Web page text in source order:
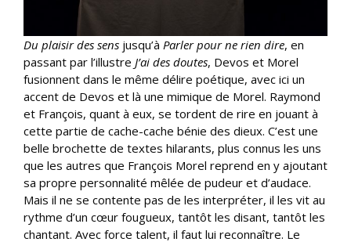
Du plaisir des sens jusqu’à Parler pour ne rien dire, en
passant par l’illustre J’ai des doutes, Devos et Morel
fusionnent dans le même délire poétique, avec ici un
accent de Devos et là une mimique de Morel. Raymond
et François, quant à eux, se tordent de rire en jouant à
cette partie de cache-cache bénie des dieux. C’est une
belle brochette de textes hilarants, plus connus les uns
que les autres que François Morel reprend en y ajoutant
sa propre personnalité mêlée de pudeur et d’audace.
Mais il ne se contente pas de les interpréter, il les vit au
rythme d’un cœur fougueux, tantôt les disant, tantôt les
chantant. Avec force talent, il faut lui reconnaître. Le